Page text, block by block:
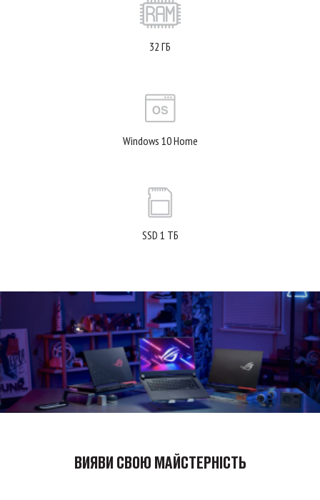
32 ГБ
Windows 10 Home
SSD 1 ТБ
ВИЯВИ СВОЮ МАЙСТЕРНІСТЬ